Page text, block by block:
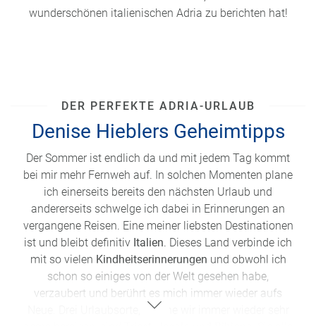
wunderschönen italienischen Adria zu berichten hat!
DER PERFEKTE ADRIA-URLAUB
Denise Hieblers Geheimtipps
Der Sommer ist endlich da und mit jedem Tag kommt
bei mir mehr Fernweh auf. In solchen Momenten plane
ich einerseits bereits den nächsten Urlaub und
andererseits schwelge ich dabei in Erinnerungen an
vergangene Reisen. Eine meiner liebsten Destinationen
ist und bleibt definitiv Italien. Dieses Land verbinde ich
mit so vielen Kindheitserinnerungen und obwohl ich
schon so einiges von der Welt gesehen habe,
verzaubert und berührt es mich immer wieder aufs
Neue. Drei Urlaubsorte, welche wir immer wieder sehr